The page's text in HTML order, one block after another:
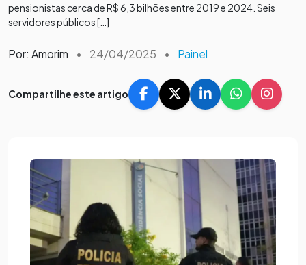
pensionistas cerca de R$ 6,3 bilhões entre 2019 e 2024. Seis
servidores públicos […]
Por: Amorim • 24/04/2025 • Painel
Compartilhe este artigo